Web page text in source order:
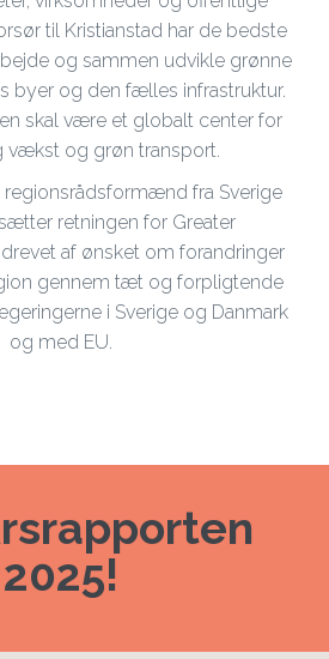
til Kristianstad har de bedste
og sammen udvikle grønne
byer og den fælles infrastruktur.
skal være et globalt center for
og grøn transport.
fra Sverige
retningen for Greater
af ønsket om forandringer
gennem tæt og forpligtende
i Sverige og Danmark
og med EU.
2025!